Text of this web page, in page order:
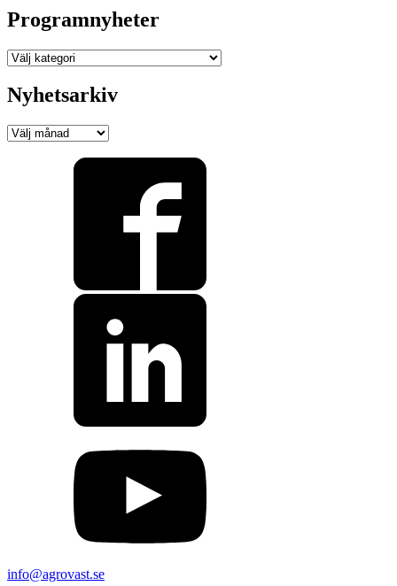
Programnyheter
Programnyheter
Nyhetsarkiv
Nyhetsarkiv
info@agrovast.se